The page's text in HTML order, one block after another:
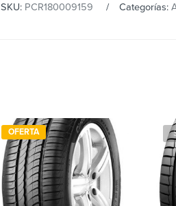
SKU: PCR180009159 Categorías:
OFERTA